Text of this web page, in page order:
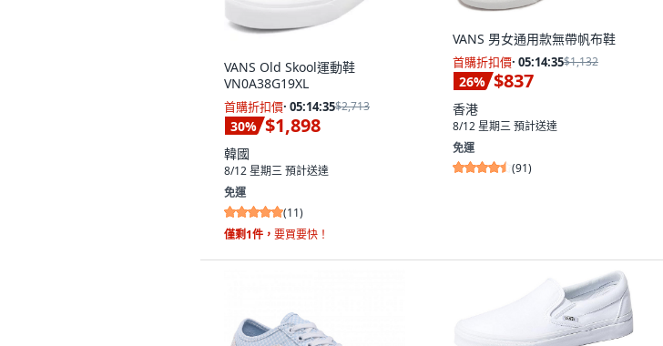
VANS Old Skool運動鞋
VN0A38G19XL
首購折扣價· 05:14:33$2,713
30% $1,898
韓國
8/12 星期三預計送達
免運
(11)
僅剩1件， 要買要快！
VANS 男女通用款無帶帆布鞋
首購折扣價· 05:14:33$1,132
26% $837
香港
8/12 星期三預計送達
免運
(91)